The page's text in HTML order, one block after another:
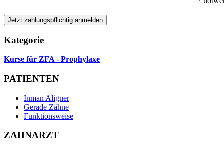
Jetzt zahlungspflichtig anmelden
Kategorie
Kurse für ZFA - Prophylaxe
PATIENTEN
Inman Aligner
Gerade Zähne
Funktionsweise
ZAHNARZT